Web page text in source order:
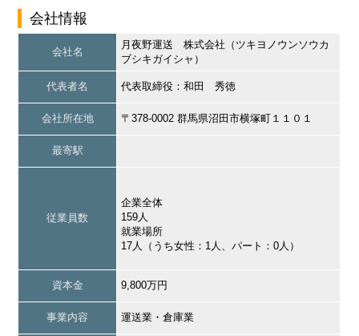
会社情報
会社名
月夜野運送 株式会社（ツキヨノウンソウカ
ブシキガイシャ）
代表者名 代表取締役：和田 秀徳
会社所在地 〒378-0002 群馬県沼田市横塚町１１０１
最寄駅
従業員数
企業全体
159人
就業場所
17人（うち女性：1人、パート：0人）
資本金 9,800万円
事業内容 運送業・倉庫業